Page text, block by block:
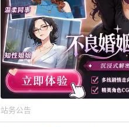
站务公告